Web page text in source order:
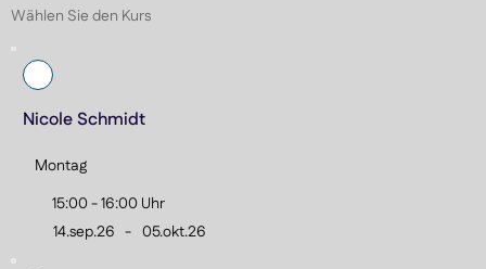
Schwimmausbildung und eine stabile Schwimmtechnik
vor.
Wählen Sie den Kurs
Nicole Schmidt
Montag
15:00 - 16:00 Uhr
14.sep.26 - 05.okt.26